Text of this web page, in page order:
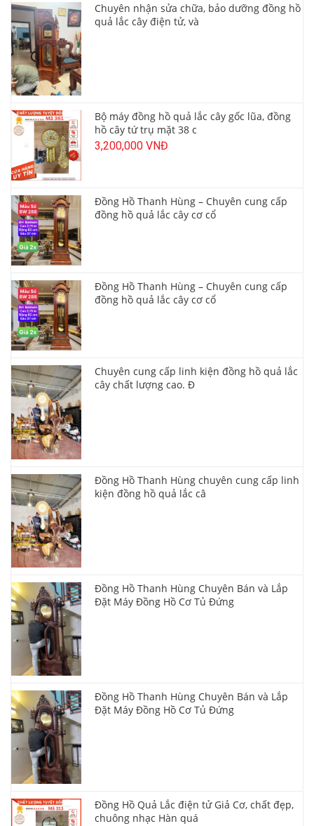
Chuyên nhận sửa chữa, bảo dưỡng đồng hồ
quả lắc cây điện tử, và
Bộ máy đồng hồ quả lắc cây gốc lũa, đồng
hồ cây tứ trụ mặt 38 c
3,200,000 VNĐ
Đồng Hồ Thanh Hùng – Chuyên cung cấp
đồng hồ quả lắc cây cơ cổ
Đồng Hồ Thanh Hùng – Chuyên cung cấp
đồng hồ quả lắc cây cơ cổ
Chuyên cung cấp linh kiện đồng hồ quả lắc
cây chất lượng cao. Đ
Đồng Hồ Thanh Hùng chuyên cung cấp linh
kiện đồng hồ quả lắc câ
Đồng Hồ Thanh Hùng Chuyên Bán và Lắp
Đặt Máy Đồng Hồ Cơ Tủ Đứng
Đồng Hồ Thanh Hùng Chuyên Bán và Lắp
Đặt Máy Đồng Hồ Cơ Tủ Đứng
Đồng Hồ Quả Lắc điện tử Giả Cơ, chất đẹp,
chuông nhạc Hàn quá